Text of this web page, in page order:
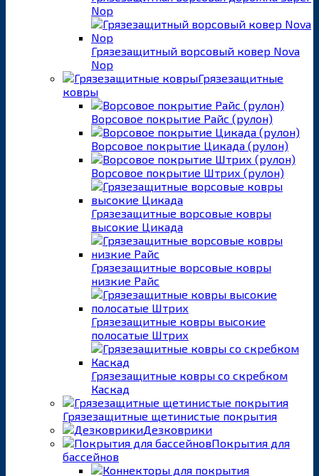
Nop
Грязезащитный ворсовый ковер Nova
Nop
Грязезащитные
ковры
Ворсовое покрытие Райс (рулон)
Ворсовое покрытие Цикада (рулон)
Ворсовое покрытие Штрих (рулон)
Грязезащитные ворсовые ковры
высокие Цикада
Грязезащитные ворсовые ковры
низкие Райс
Грязезащитные ковры высокие
полосатые Штрих
Грязезащитные ковры со скребком
Каскад
Грязезащитные щетинистые покрытия
Дезковрики
Покрытия для
бассейнов